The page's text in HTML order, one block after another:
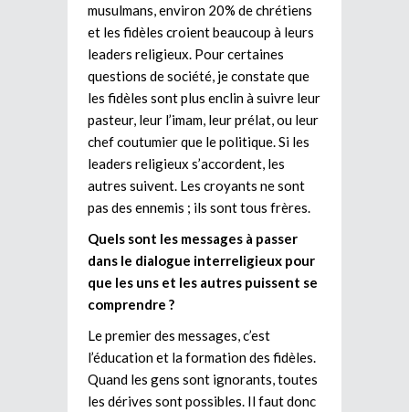
musulmans, environ 20% de chrétiens
et les fidèles croient beaucoup à leurs
leaders religieux. Pour certaines
questions de société, je constate que
les fidèles sont plus enclin à suivre leur
pasteur, leur l’imam, leur prélat, ou leur
chef coutumier que le politique. Si les
leaders religieux s’accordent, les
autres suivent. Les croyants ne sont
pas des ennemis ; ils sont tous frères.
Quels sont les messages à passer
dans le dialogue interreligieux pour
que les uns et les autres puissent se
comprendre ?
Le premier des messages, c’est
l’éducation et la formation des fidèles.
Quand les gens sont ignorants, toutes
les dérives sont possibles. Il faut donc